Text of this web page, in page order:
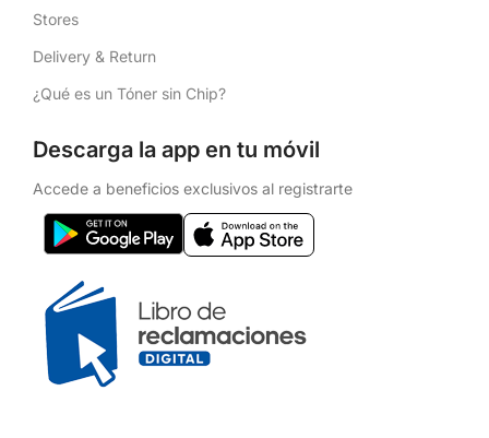
Stores
Delivery & Return
¿Qué es un Tóner sin Chip?
Descarga la app en tu móvil
Accede a beneficios exclusivos al registrarte